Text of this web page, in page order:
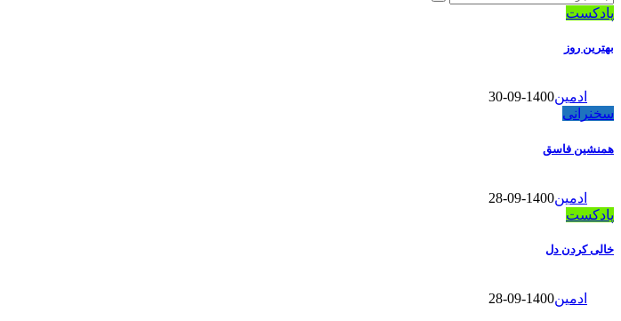
پادکست
بهترین روز
ادمین1400-09-30
سخنرانی
همنشین فاسق
ادمین1400-09-28
پادکست
خالی کردن دل
ادمین1400-09-28